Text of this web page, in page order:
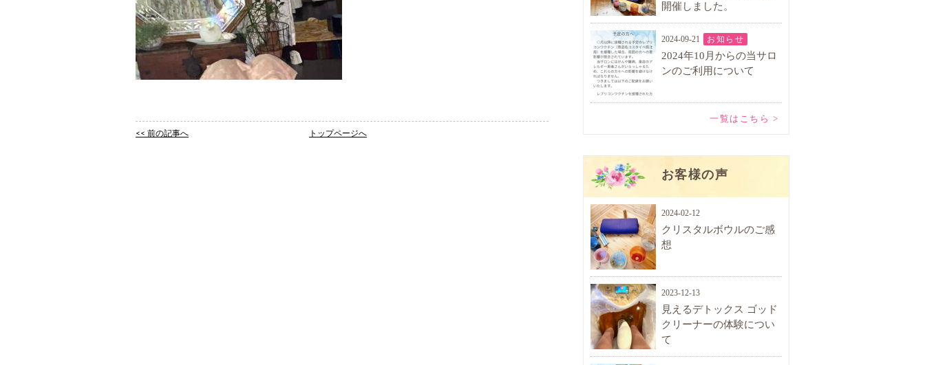
<< 前の記事へ トップページへ
開催しました。
2024-09-21 お知らせ
2024年10月からの当サロ
ンのご利用について
一覧はこちら >
お客様の声
2024-02-12
クリスタルボウルのご感
想
2023-12-13
見えるデトックス ゴッド
クリーナーの体験につい
て